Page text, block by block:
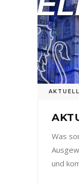
AKTUELL
Was
und